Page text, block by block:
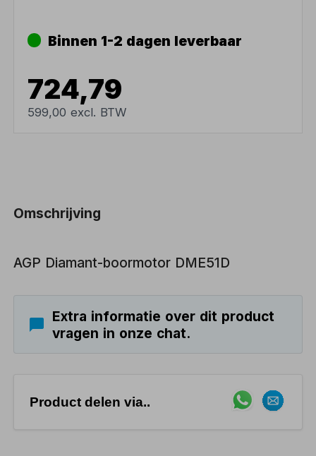
Binnen 1-2 dagen leverbaar
724,79
599,00 excl. BTW
Omschrijving
AGP Diamant-boormotor DME51D
Extra informatie over dit product
vragen in onze chat.
Product delen via..